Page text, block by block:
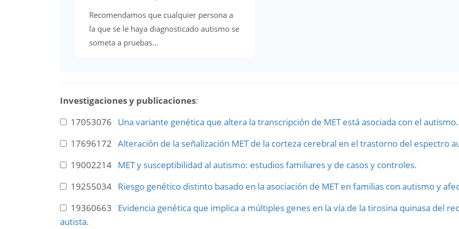
Recomendamos que cualquier persona a
la que se le haya diagnosticado autismo se
someta a pruebas...
Investigaciones y publicaciones:
17053076 Una variante genética que altera la transcripción de MET está asociada con el autismo.
17696172 Alteración de la señalización MET de la corteza cerebral en el trastorno del espectro
19002214 MET y susceptibilidad al autismo: estudios familiares y de casos y controles.
19255034 Riesgo genético distinto basado en la asociación de MET en familias con autismo y
19360663 Evidencia genética que implica a múltiples genes en la vía de la tirosina quinasa del
autista.